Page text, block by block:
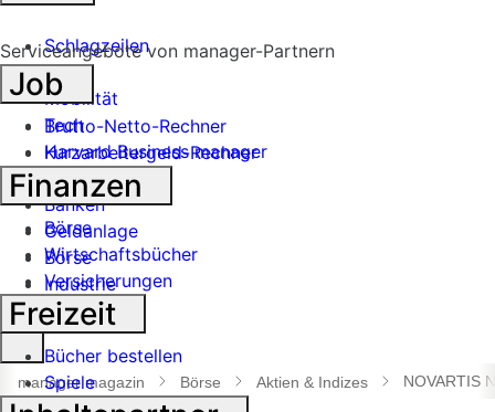
Schlagzeilen
Mobilität
Tech
Harvard Business manager
Handel
Banken
Geldanlage
Börse
Industrie
Suche
öffnen
manager magazin Börse Aktien & Indizes NOVARTIS
Serviceangebote von manager-Partnern
Job
Brutto-Netto-Rechner
Kurzarbeitergeld-Rechner
Finanzen
Börse
Wirtschaftsbücher
Versicherungen
Freizeit
Bücher bestellen
Spiele